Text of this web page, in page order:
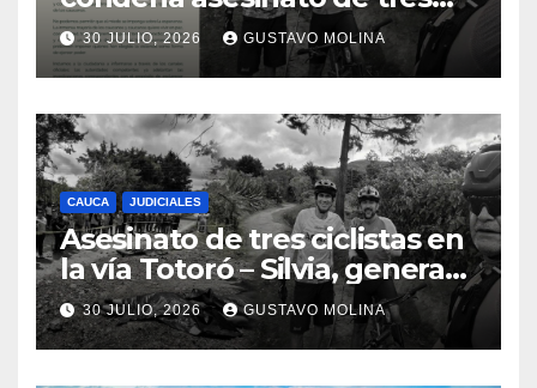
ciudadanos y exige medidas
urgentes al Gobierno
Nacional
30 JULIO, 2026 GUSTAVO MOLINA
CAUCA JUDICIALES
Asesinato de tres ciclistas en
la vía Totoró – Silvia, genera
consternación en el Cauca
30 JULIO, 2026 GUSTAVO MOLINA